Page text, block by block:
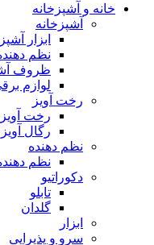
خانه و آشپزخانه
آشپزخانه
ابزار
نظم
ظروف
لوازم
رخت آویز
رخت
رگال آویز
نظم دهنده
نظم
دکوراتیو
تابلو
گلدان
ابزار
سرو و پذیرایی